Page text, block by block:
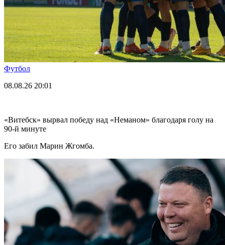
Футбол
08.08.26 20:01
«Витебск» вырвал победу над «Неманом» благодаря голу на
90-й минуте
Его забил Марин Жгомба.